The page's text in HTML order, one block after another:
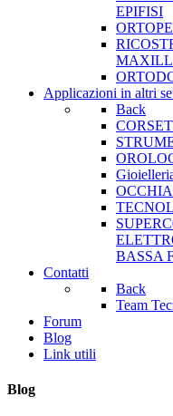
EPIFISI
Applicazioni in altri
Back
BASSA
Contatti
Back
Team
Forum
Blog
Link utili
Blog